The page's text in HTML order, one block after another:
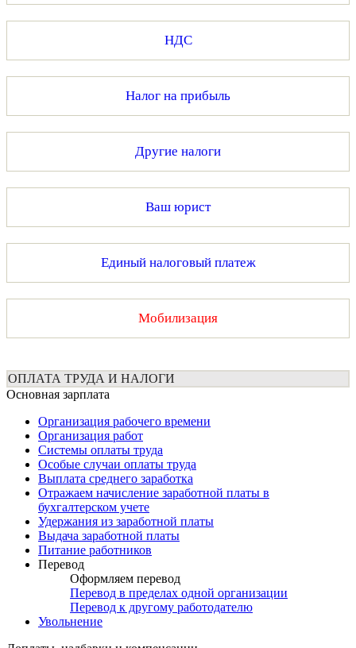
НДС
Налог на прибыль
Другие налоги
Ваш юрист
Единый налоговый платеж
Мобилизация
ОПЛАТА ТРУДА И НАЛОГИ
Основная зарплата
Организация рабочего времени
Организация работ
Системы оплаты труда
Особые случаи оплаты труда
Выплата среднего заработка
Отражаем начисление заработной платы в
бухгалтерском учете
Удержания из заработной платы
Выдача заработной платы
Питание работников
Перевод
Оформляем перевод
Перевод в пределах одной организации
Перевод к другому работодателю
Увольнение